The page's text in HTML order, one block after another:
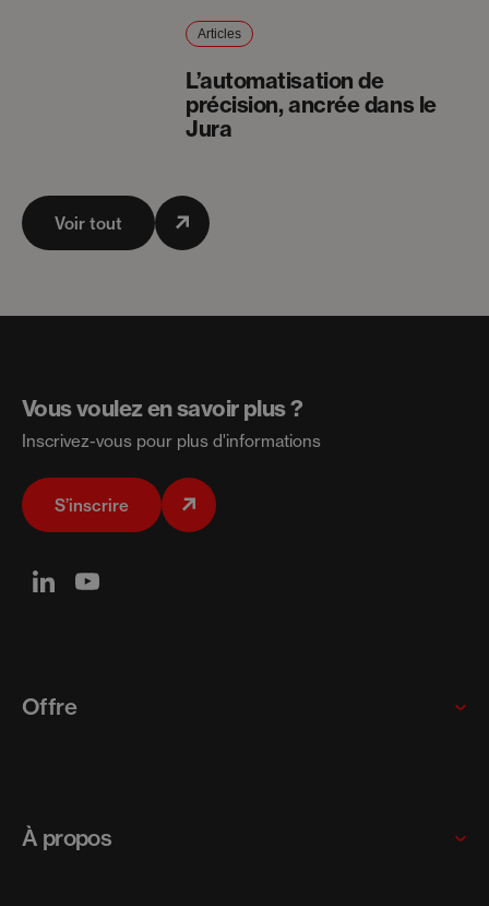
Voir tout
Articles
L’automatisation de
précision, ancrée dans le
Jura
Vous voulez en savoir plus ?
Inscrivez-vous pour plus d'informations
S’inscrire
Offre
Startups et scaleups
À propos